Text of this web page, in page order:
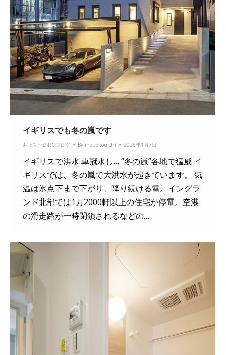
イギリスでも冬の嵐です
井上功一のRCブログ By inouekouichi 2025年1月7日
イギリスで洪水 車冠水し… “冬の嵐”各地で猛威 イ
ギリスでは、冬の嵐で大洪水が起きています。 気
温は氷点下まで下がり、降り続ける雪。イングラ
ンド北部では1万2000軒以上の住宅が停電。空港
の滑走路が一時閉鎖されるなどの…